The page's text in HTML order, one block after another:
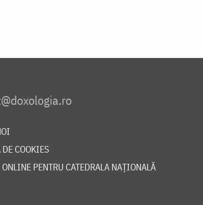
COOKIES
ONLINE PENTRU CATEDRALA NAȚIONALĂ